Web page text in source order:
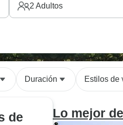
2 Adultos
Duración Estilos de
de
Lo mejor